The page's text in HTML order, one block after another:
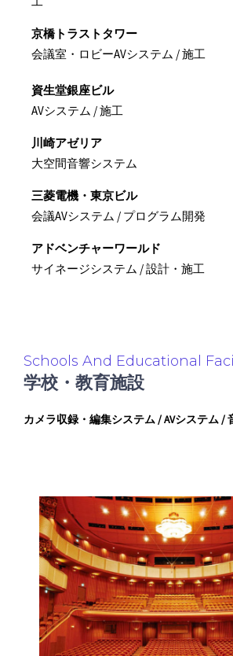
京橋トラストタワー
会議室・ロビーAVシステム / 施工
資生堂銀座ビル
AVシステム / 施工
川崎アゼリア
大空間音響システム
三菱電機・東京ビル
会議AVシステム / プログラム開発
アドベンチャーワールド
サイネージシステム / 設計・施工
Schools And Educational
学校・教育施設
カメラ収録・編集システム / AVシステム /